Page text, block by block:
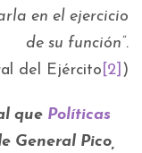
en el ejercicio
de su función”.
del Ejército [2] )
que Políticas
General Pico,